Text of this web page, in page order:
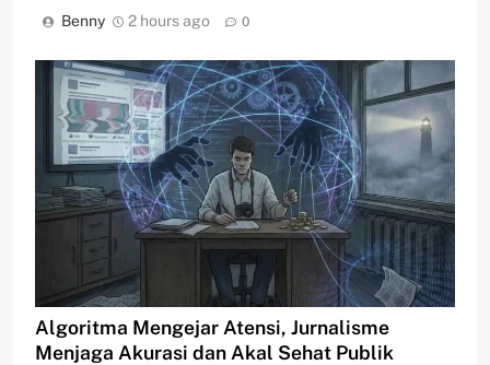
Benny 2 hours ago 0
Algoritma Mengejar Atensi, Jurnalisme
Menjaga Akurasi dan Akal Sehat Publik